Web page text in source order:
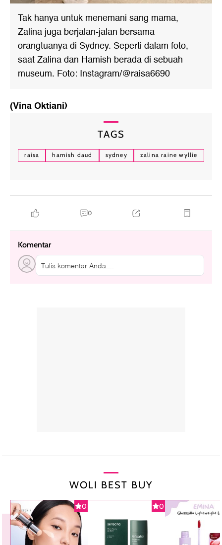
Tak hanya untuk menemani sang mama,
Zalina juga berjalan-jalan bersama
orangtuanya di Sydney. Seperti dalam foto,
saat Zalina dan Hamish berada di sebuah
museum. Foto: Instagram/@raisa6690
(Vina Oktiani)
TAGS
raisa hamish daud sydney zalina raine wyllie
0
Komentar
Tulis komentar Anda....
WOLI BEST BUY
0 0